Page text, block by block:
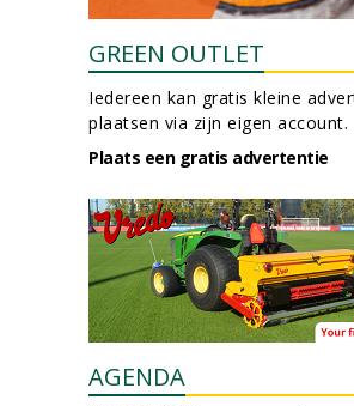
GREEN OUTLET
Iedereen kan gratis kleine
plaatsen via zijn eigen account.
Plaats een gratis advertentie
AGENDA